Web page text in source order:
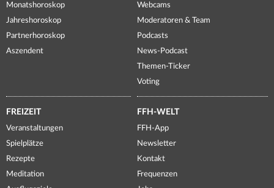
Monatshoroskop
Jahreshoroskop
Partnerhoroskop
Aszendent
Webcams
Moderatoren & Team
Podcasts
News-Podcast
Themen-Ticker
Voting
FREIZEIT
Veranstaltungen
Spielplätze
Rezepte
Meditation
FFH-WELT
FFH-App
Newsletter
Kontakt
Frequenzen